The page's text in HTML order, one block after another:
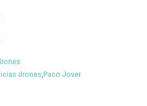
drones, Paco Jover